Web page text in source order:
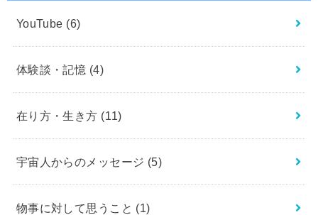
YouTube (6)
体験談・記憶 (4)
在り方・生き方 (11)
宇宙人からのメッセージ (5)
物事に対して思うこと (1)